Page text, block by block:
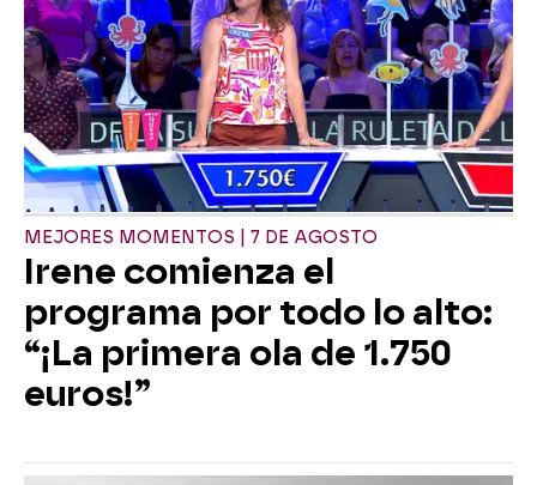
MEJORES MOMENTOS | 7 DE AGOSTO
Irene comienza el
programa por todo lo alto:
“¡La primera ola de 1.750
euros!”